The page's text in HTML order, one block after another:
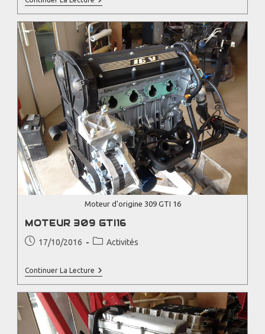
Moteur d'origine 309 GTI 16
MOTEUR 309 GTI16
17/10/2016 Activités
Continuer La Lecture